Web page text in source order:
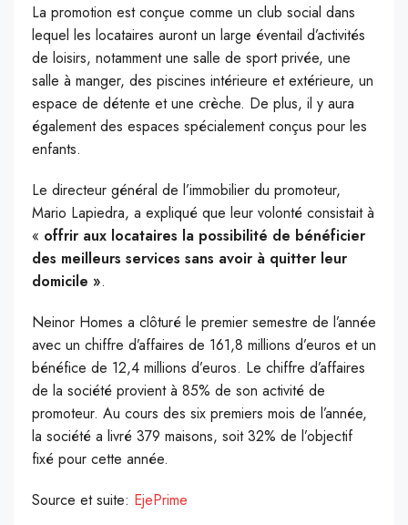
La promotion est conçue comme un club social dans
lequel les locataires auront un large éventail d’activités
de loisirs, notamment une salle de sport privée, une
salle à manger, des piscines intérieure et extérieure, un
espace de détente et une crèche. De plus, il y aura
également des espaces spécialement conçus pour les
enfants.
Le directeur général de l’immobilier du promoteur,
Mario Lapiedra, a expliqué que leur volonté consistait à
« offrir aux locataires la possibilité de bénéficier
des meilleurs services sans avoir à quitter leur
domicile ».
Neinor Homes a clôturé le premier semestre de l’année
avec un chiffre d’affaires de 161,8 millions d’euros et un
bénéfice de 12,4 millions d’euros. Le chiffre d’affaires
de la société provient à 85% de son activité de
promoteur. Au cours des six premiers mois de l’année,
la société a livré 379 maisons, soit 32% de l’objectif
fixé pour cette année.
Source et suite: EjePrime